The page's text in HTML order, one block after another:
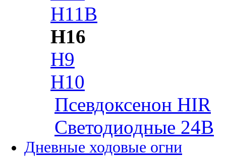
H11B
H16
H9
H10
Псевдоксенон HIR
Cветодиодные 24B
Дневные ходовые огни